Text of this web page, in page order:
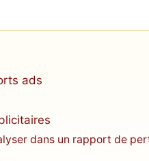
ads
dans un rapport de